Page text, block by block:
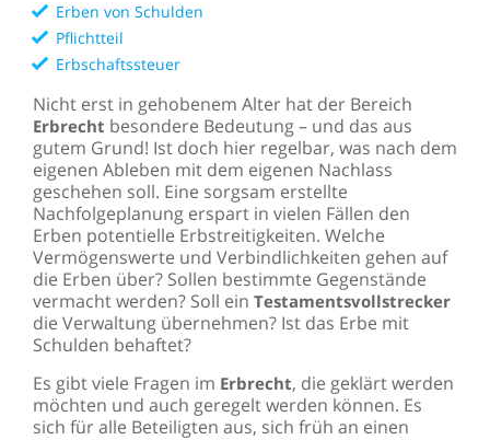
Erben von Schulden
Pflichtteil
Erbschaftssteuer
Nicht erst in gehobenem Alter hat der Bereich
Erbrecht besondere Bedeutung – und das aus
gutem Grund! Ist doch hier regelbar, was nach dem
eigenen Ableben mit dem eigenen Nachlass
geschehen soll. Eine sorgsam erstellte
Nachfolgeplanung erspart in vielen Fällen den
Erben potentielle Erbstreitigkeiten. Welche
Vermögenswerte und Verbindlichkeiten gehen auf
die Erben über? Sollen bestimmte Gegenstände
vermacht werden? Soll ein Testamentsvollstrecker
die Verwaltung übernehmen? Ist das Erbe mit
Schulden behaftet?
Es gibt viele Fragen im Erbrecht, die geklärt werden
möchten und auch geregelt werden können. Es
sich für alle Beteiligten aus, sich früh an einen